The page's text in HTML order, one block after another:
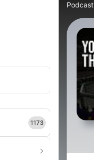
1173
Podcast